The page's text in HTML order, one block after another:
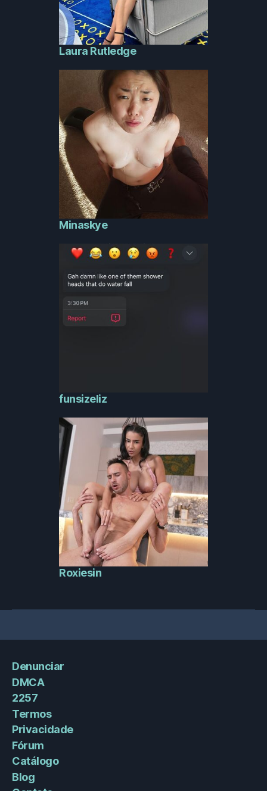
Laura Rutledge
Minaskye
funsizeliz
Roxiesin
Denunciar
DMCA
2257
Termos
Privacidade
Fórum
Catálogo
Blog